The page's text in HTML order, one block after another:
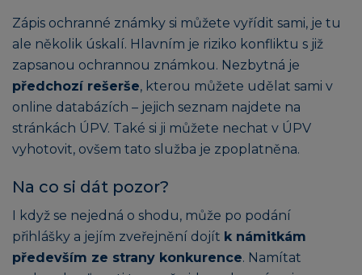
Zápis ochranné známky si můžete vyřídit sami, je tu
ale několik úskalí. Hlavním je riziko konfliktu s již
zapsanou ochrannou známkou. Nezbytná je
předchozí rešerše, kterou můžete udělat sami v
online databázích – jejich seznam najdete na
stránkách ÚPV. Také si ji můžete nechat v ÚPV
vyhotovit, ovšem tato služba je zpoplatněna.
Na co si dát pozor?
I když se nejedná o shodu, může po podání
přihlášky a jejím zveřejnění dojít k námitkám
především ze strany konkurence. Namítat